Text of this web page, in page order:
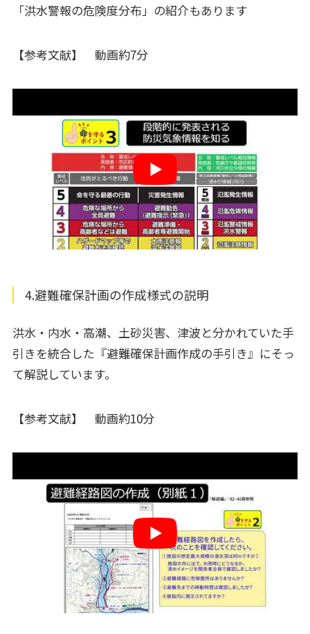
「洪水警報の危険度分布」の紹介もあります
【参考文献】 動画約7分
4.避難確保計画の作成様式の説明
洪水・内水・高潮、土砂災害、津波と分かれていた手
引きを統合した『避難確保計画作成の手引き』にそっ
て解説しています。
【参考文献】 動画約10分